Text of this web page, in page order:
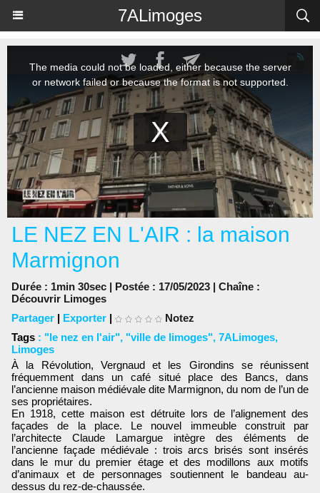
7ALimoges
LE NEZ EN L'AIR : la maison
Marmignon
Durée : 1min 30sec | Postée : 17/05/2023 | Chaîne :
Découvrir Limoges
Partager | Exporter |
Notez
Tags : "le nez en l'air", "ville de limoges", 7ALimoges,
Limoges
À la Révolution, Vergnaud et les Girondins se réunissent
fréquemment dans un café situé place des Bancs, dans
l’ancienne maison médiévale dite Marmignon, du nom de l’un de
ses propriétaires.
En 1918, cette maison est détruite lors de l’alignement des
façades de la place. Le nouvel immeuble construit par
l’architecte Claude Lamargue intègre des éléments de
l’ancienne façade médiévale : trois arcs brisés sont insérés
dans le mur du premier étage et des modillons aux motifs
d’animaux et de personnages soutiennent le bandeau au-
dessus du rez-de-chaussée.